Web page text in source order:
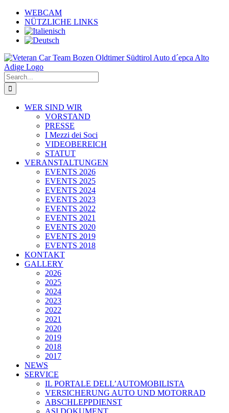
Skip
content
WEBCAM
NÜTZLICHE LINKS
Search
for:
WER SIND WIR
VORSTAND
PRESSE
I Mezzi dei Soci
VIDEOBEREICH
STATUT
VERANSTALTUNGEN
EVENTS 2026
EVENTS 2025
EVENTS 2024
EVENTS 2023
EVENTS 2022
EVENTS 2021
EVENTS 2020
EVENTS 2019
EVENTS 2018
KONTAKT
GALLERY
2026
2025
2024
2023
2022
2021
2020
2019
2018
2017
NEWS
SERVICE
IL PORTALE DELL’AUTOMOBILISTA
VERSICHERUNG AUTO UND MOTORRAD
ABSCHLEPPDIENST
ASI DOKUMENT